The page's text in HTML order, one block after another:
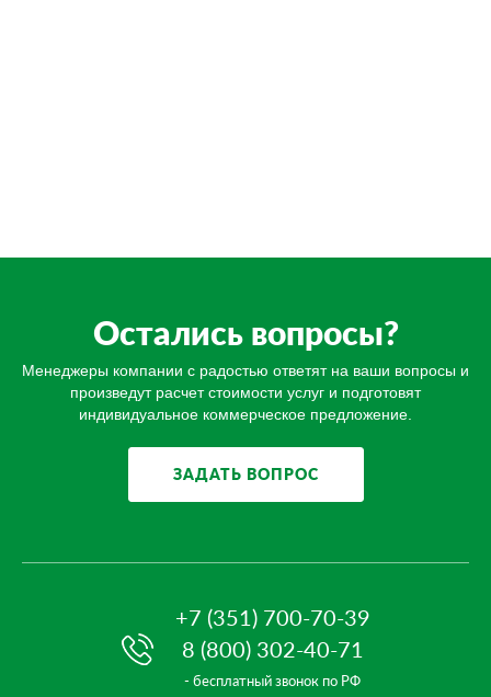
Остались вопросы?
Менеджеры компании с радостью ответят на ваши вопросы и
произведут расчет стоимости услуг и подготовят
индивидуальное коммерческое предложение.
ЗАДАТЬ ВОПРОС
+7 (351) 700-70-39
8 (800) 302-40-71
- бесплатный звонок по РФ